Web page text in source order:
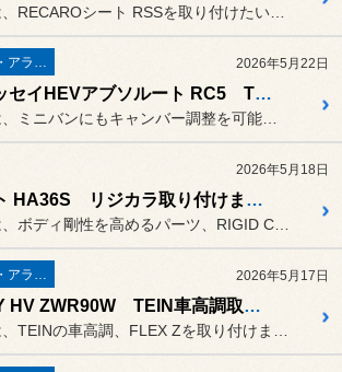
足回り・アライメント 2026年5月22日
オデッセイHEVアブソルート RC5 TEIN車高調取り付けます！
2026年5月18日
アルト HA36S リジカラ取り付けます！
足回り・アライメント 2026年5月17日
VOXY HV ZWR90W TEIN車高調取り付けます！